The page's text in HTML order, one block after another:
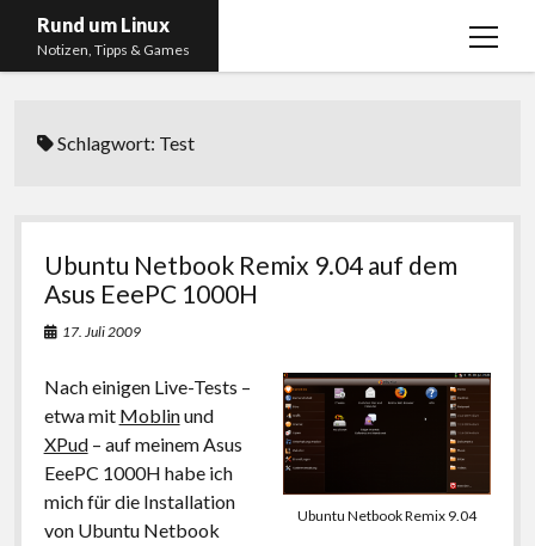
Rund um Linux
Notizen, Tipps & Games
Menü
Linux
About
Impressum
twitterinstagram
youtube
twitch
Schlagwort: Test
Ubuntu Netbook Remix 9.04 auf dem
Asus EeePC 1000H
17. Juli 2009
Ubuntu Netbook Remix 9.04
Nach einigen Live-Tests –
etwa mit Moblinund
XPud– auf meinem Asus
EeePC 1000H habe ich
mich für die Installation
von Ubuntu Netbook